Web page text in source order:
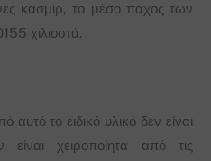
κασμίρ, το μέσο πάχος των
χιλιοστά.
το ειδικό υλικό δεν είναι
χειροποίητα από τις